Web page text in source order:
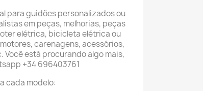
para guidões personalizados ou
em peças, melhorias, peças
elétrica, bicicleta elétrica ou
carenagens, acessórios,
está procurando algo mais,
+34 696403761
cada modelo: